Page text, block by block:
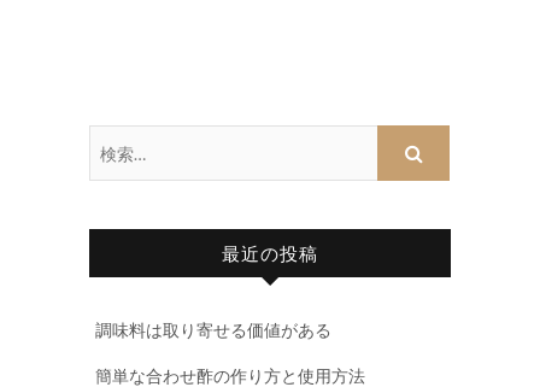
最近の投稿
調味料は取り寄せる価値がある
簡単な合わせ酢の作り方と使用方法